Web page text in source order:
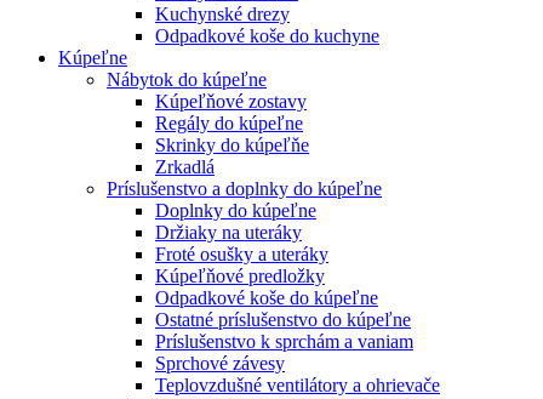
Kuchynské drezy
Odpadkové koše do kuchyne
Kúpeľne
Nábytok do kúpeľne
Kúpeľňové zostavy
Regály do kúpeľne
Skrinky do kúpeľňe
Zrkadlá
Príslušenstvo a doplnky do kúpeľne
Doplnky do kúpeľne
Držiaky na uteráky
Froté osušky a uteráky
Kúpeľňové predložky
Odpadkové koše do kúpeľne
Ostatné príslušenstvo do kúpeľne
Príslušenstvo k sprchám a vaniam
Sprchové závesy
Teplovzdušné ventilátory a ohrievače